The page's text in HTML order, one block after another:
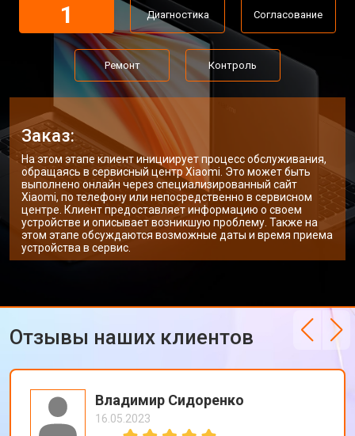
Замена Wi-Fi ноутбука Xiaomi от 2200 ₽ Заказать
Ремонт цепи питания от 3500 ₽ Заказать
Замена звуковой карты от 1700 ₽
Замена кулера ноутбука Xiaomi Заказать
Замена микрофона
Замена оперативной памяти от 1100 ₽ Заказать
Прошивка BIOS ноутбука Xiaomi от 1500 ₽ Заказать
Замена северного моста от 3500 ₽ Заказать
1 Диагностика Согласование
Ремонт Контроль
Заказ:
На этом этапе клиент инициирует процесс обслуживания,
обращаясь в сервисный центр Xiaomi. Это может быть
выполнено онлайн через специализированный сайт
Xiaomi, по телефону или непосредственно в сервисном
центре. Клиент предоставляет информацию о своем
устройстве и описывает возникшую проблему. Также на
этом этапе обсуждаются возможные даты и время приема
устройства в сервис.
Отзывы наших клиентов
Владимир Сидоренко
16.05.2023